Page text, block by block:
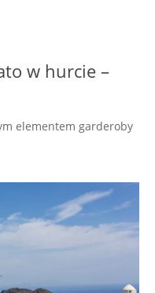
w hurcie –
elementem garderoby